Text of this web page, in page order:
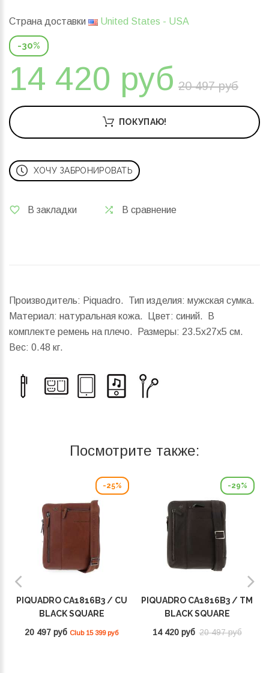
Страна доставки United States - USA
-30%
14 420 руб 20 497 руб
ПОКУПАЮ!
ХОЧУ ЗАБРОНИРОВАТЬ
В закладки В сравнение
Производитель: Piquadro. Тип изделия: мужская сумка.
Материал: натуральная кожа. Цвет: синий. В
комплекте ремень на плечо.
Размеры: 23.5x27x5 см.
Вес: 0.48 кг.
Посмотрите также:
-25%
PIQUADRO CA1816B3 / CU
BLACK SQUARE
20 497 руб Club 15 399 руб
-29%
PIQUADRO CA1816B3 / TM
BLACK SQUARE
14 420 руб 20 497 руб